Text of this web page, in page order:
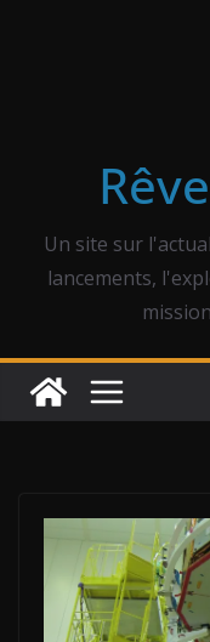
Un site sur
lancements,